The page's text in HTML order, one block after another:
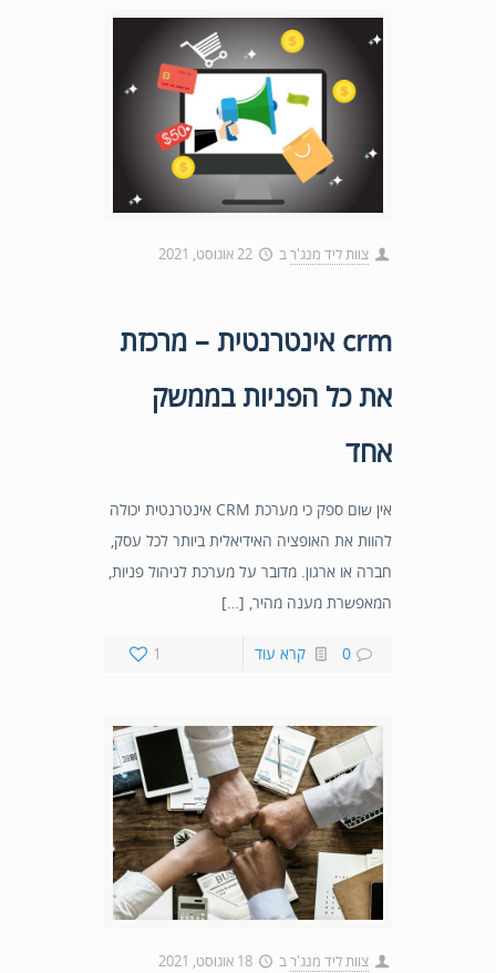
צוות ליד מנג'רב 22 אוגוסט, 2021
crm אינטרנטית – מרכזת
את כל הפניות בממשק
אחד
אין שום ספק כי מערכת CRM אינטרנטית יכולה
להוות את האופציה האידיאלית ביותר לכל עסק,
חברה או ארגון. מדובר על מערכת לניהול פניות,
המאפשרת מענה מהיר, […]
1 0 קרא עוד
צוות ליד מנג'רב 18 אוגוסט, 2021